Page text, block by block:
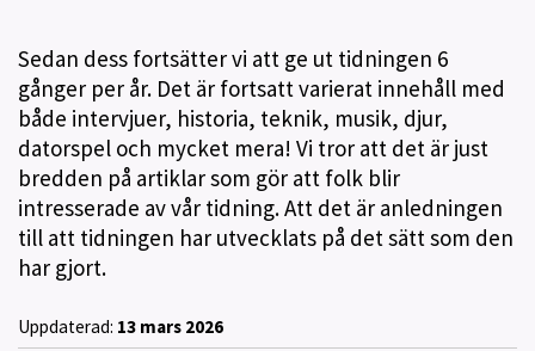
Sedan dess fortsätter vi att ge ut tidningen 6
gånger per år. Det är fortsatt varierat innehåll med
både intervjuer, historia, teknik, musik, djur,
datorspel och mycket mera! Vi tror att det är just
bredden på artiklar som gör att folk blir
intresserade av vår tidning. Att det är anledningen
till att tidningen har utvecklats på det sätt som den
har gjort.
Uppdaterad: 13 mars 2026